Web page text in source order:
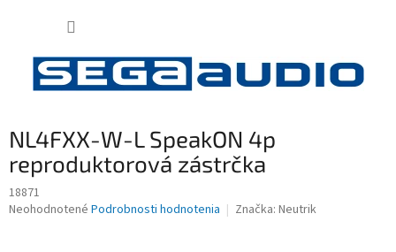
NL4FXX-W-L SpeakON 4p
reproduktorová zástrčka
18871
Priemerné
Neohodnotené Podrobnosti hodnotenia Značka: Neutrik